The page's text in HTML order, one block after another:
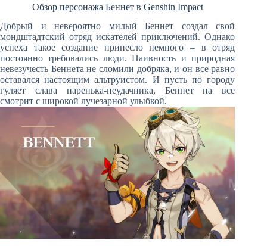
Обзор персонажа Беннет в Genshin Impact
Добрый и невероятно милый Беннет создал свой
мондштадтский отряд искателей приключений. Однако
успеха такое создание принесло немного – в отряд
постоянно требовались люди. Наивность и природная
невезучесть Беннета не сломили добряка, и он все равно
оставался настоящим альтруистом. И пусть по городу
гуляет слава паренька-неудачника, Беннет на все
смотрит с широкой лучезарной улыбкой.